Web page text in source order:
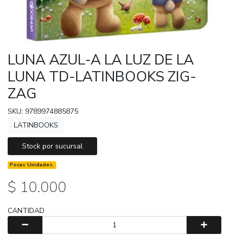
LUNA AZUL-A LA LUZ DE LA
LUNA TD-LATINBOOKS ZIG-
ZAG
SKU: 9789974885875
LATINBOOKS
Stock por sucursal
Pocas Unidades.
$ 10.000
CANTIDAD